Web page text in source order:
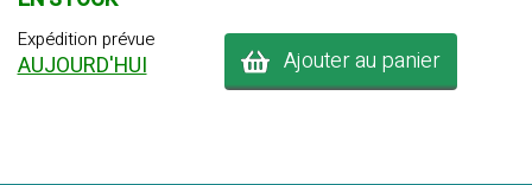
Expédition prévue
AUJOURD'HUI Ajouter au panier